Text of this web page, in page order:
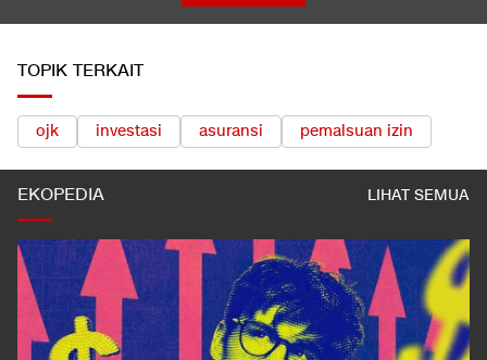
TOPIK TERKAIT
ojk investasi asuransi pemalsuan izin
EKOPEDIA LIHAT SEMUA